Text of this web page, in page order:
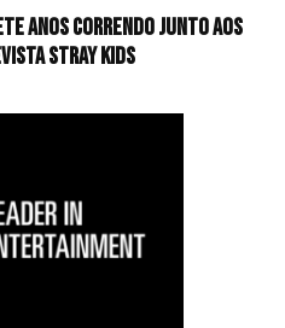
anos correndo junto aos
Stray Kids